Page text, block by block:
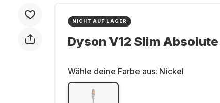
NICHT AUF LAGER
Dyson V12 Slim Absolute
Wähle deine Farbe aus: Nickel